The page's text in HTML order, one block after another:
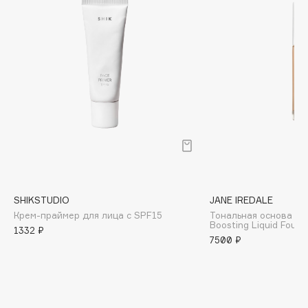
Boadicea The Victorious
Bvlgari
by TERRY
BY WISHTREND
SHIKSTUDIO
Крем-праймер для лица с SPF15
1332 ₽
JANE IREDALE
Тональная основа
Boosting Liquid
7500 ₽